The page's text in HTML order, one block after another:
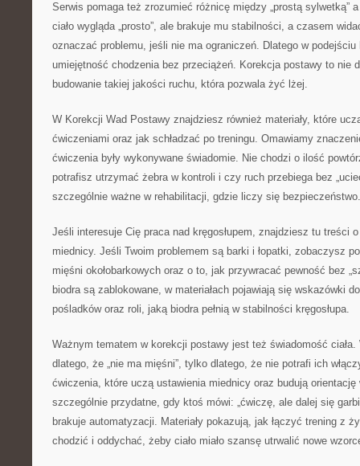
Serwis pomaga też zrozumieć różnicę między „prostą sylwetką”
ciało wygląda „prosto”, ale brakuje mu stabilności, a czasem
oznaczać problemu, jeśli nie ma ograniczeń. Dlatego w
umiejętność chodzenia bez przeciążeń. Korekcja postawy to nie
budowanie takiej jakości ruchu, która pozwala żyć lżej.
W Korekcji Wad Postawy znajdziesz również materiały, które
ćwiczeniami oraz jak schładzać po treningu. Omawiamy
ćwiczenia były wykonywane świadomie. Nie chodzi o ilość
potrafisz utrzymać żebra w kontroli i czy ruch przebiega bez
szczególnie ważne w rehabilitacji, gdzie liczy się bezpieczeństwo.
Jeśli interesuje Cię praca nad kręgosłupem, znajdziesz tu treści
miednicy. Jeśli Twoim problemem są barki i łopatki, zobaczysz
mięśni okołobarkowych oraz o to, jak przywracać pewność bez
biodra są zablokowane, w materiałach pojawiają się wskazówki
pośladków oraz roli, jaką biodra pełnią w stabilności kręgosłupa.
Ważnym tematem w korekcji postawy jest też świadomość
dlatego, że „nie ma mięśni”, tylko dlatego, że nie potrafi ich
ćwiczenia, które uczą ustawienia miednicy oraz budują orientację
szczególnie przydatne, gdy ktoś mówi: „ćwiczę, ale dalej się
brakuje automatyzacji. Materiały pokazują, jak łączyć trening z
chodzić i oddychać, żeby ciało miało szansę utrwalić nowe